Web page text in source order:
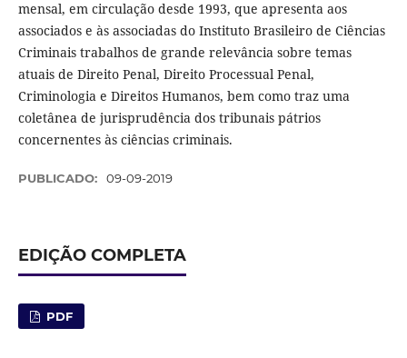
mensal, em circulação desde 1993, que apresenta aos
associados e às associadas do Instituto Brasileiro de Ciências
Criminais trabalhos de grande relevância sobre temas
atuais de Direito Penal, Direito Processual Penal,
Criminologia e Direitos Humanos, bem como traz uma
coletânea de jurisprudência dos tribunais pátrios
concernentes às ciências criminais.
PUBLICADO: 09-09-2019
EDIÇÃO COMPLETA
PDF